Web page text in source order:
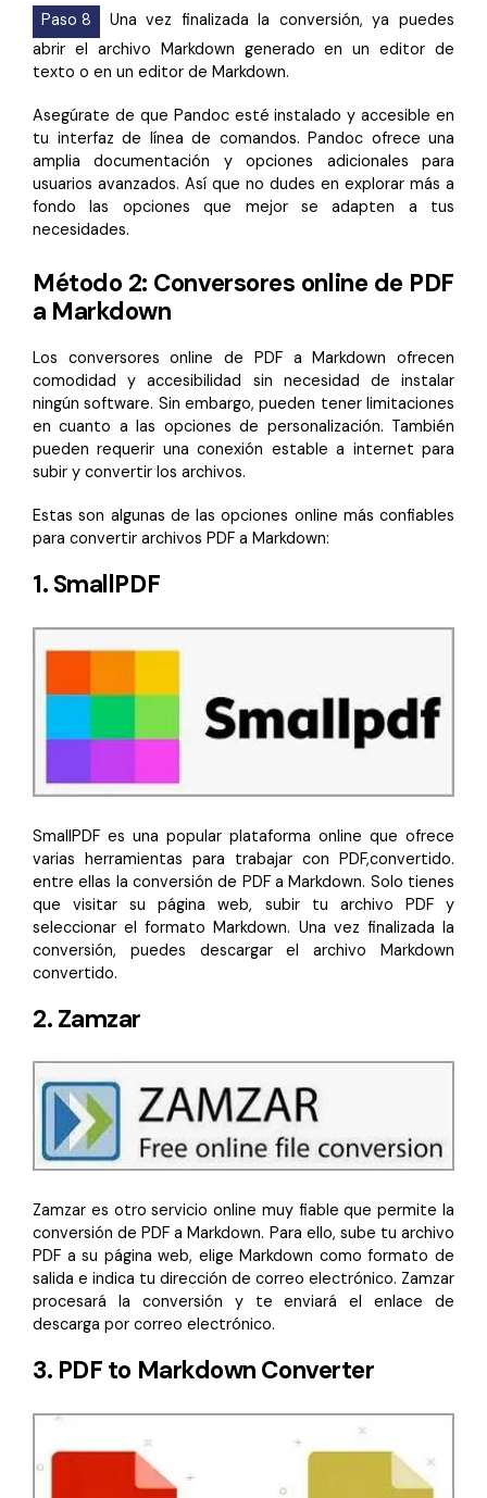
Paso 8
Una vez finalizada la conversión, ya puedes
abrir el archivo Markdown generado en un editor de
texto o en un editor de Markdown.
Asegúrate de que Pandoc esté instalado y accesible en
tu interfaz de línea de comandos. Pandoc ofrece una
amplia documentación y opciones adicionales para
usuarios avanzados. Así que no dudes en explorar más a
fondo las opciones que mejor se adapten a tus
necesidades.
Método 2: Conversores online de PDF
a Markdown
Los conversores online de PDF a Markdown ofrecen
comodidad y accesibilidad sin necesidad de instalar
ningún software. Sin embargo, pueden tener limitaciones
en cuanto a las opciones de personalización. También
pueden requerir una conexión estable a internet para
subir y convertir los archivos.
Estas son algunas de las opciones online más confiables
para convertir archivos PDF a Markdown:
1. SmallPDF
SmallPDF es una popular plataforma online que ofrece
varias herramientas para trabajar con PDF,convertido.
entre ellas la conversión de PDF a Markdown. Solo tienes
que visitar su página web, subir tu archivo PDF y
seleccionar el formato Markdown. Una vez finalizada la
conversión, puedes descargar el archivo Markdown
convertido.
2. Zamzar
Zamzar es otro servicio online muy fiable que permite la
conversión de PDF a Markdown. Para ello, sube tu archivo
PDF a su página web, elige Markdown como formato de
salida e indica tu dirección de correo electrónico. Zamzar
procesará la conversión y te enviará el enlace de
descarga por correo electrónico.
3. PDF to Markdown Converter